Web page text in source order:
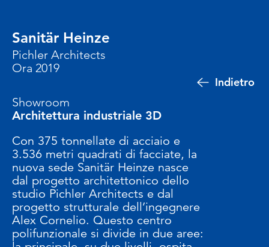
Indietro
Sanitär Heinze
Pichler Architects
Ora 2019
Showroom
Architettura industriale 3D
Con 375 tonnellate di acciaio e
3.536 metri quadrati di facciate, la
nuova sede Sanitär Heinze nasce
dal progetto architettonico dello
studio Pichler Architects e dal
progetto strutturale dell’ingegnere
Alex Cornelio. Questo centro
polifunzionale si divide in due aree: